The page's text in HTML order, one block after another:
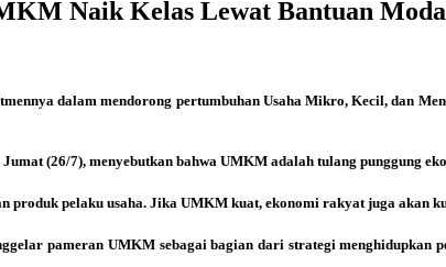
Naik Kelas Lewat Bantuan
dalam mendorong pertumbuhan Usaha Mikro, Kecil, dan
(26/7), menyebutkan bahwa UMKM adalah tulang punggung
produk pelaku usaha. Jika UMKM kuat, ekonomi rakyat juga akan
pameran UMKM sebagai bagian dari strategi